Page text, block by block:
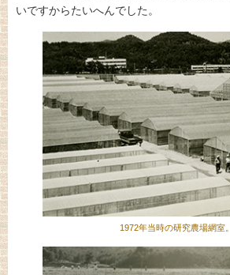
いですからたいへんでした。
1972年当時の研究農場網室。